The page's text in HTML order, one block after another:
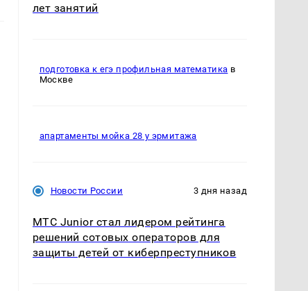
лет занятий
подготовка к егэ профильная математика в
Москве
апартаменты мойка 28 у эрмитажа
Новости России 3 дня назад
МТС Junior стал лидером рейтинга
решений сотовых операторов для
защиты детей от киберпреступников